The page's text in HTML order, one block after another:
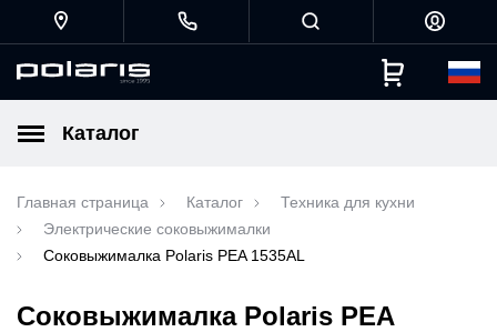
Каталог
Главная страница Каталог
Техника для кухни
Электрические соковыжималки
Соковыжималка Polaris PEA 1535АL
Соковыжималка Polaris PEA